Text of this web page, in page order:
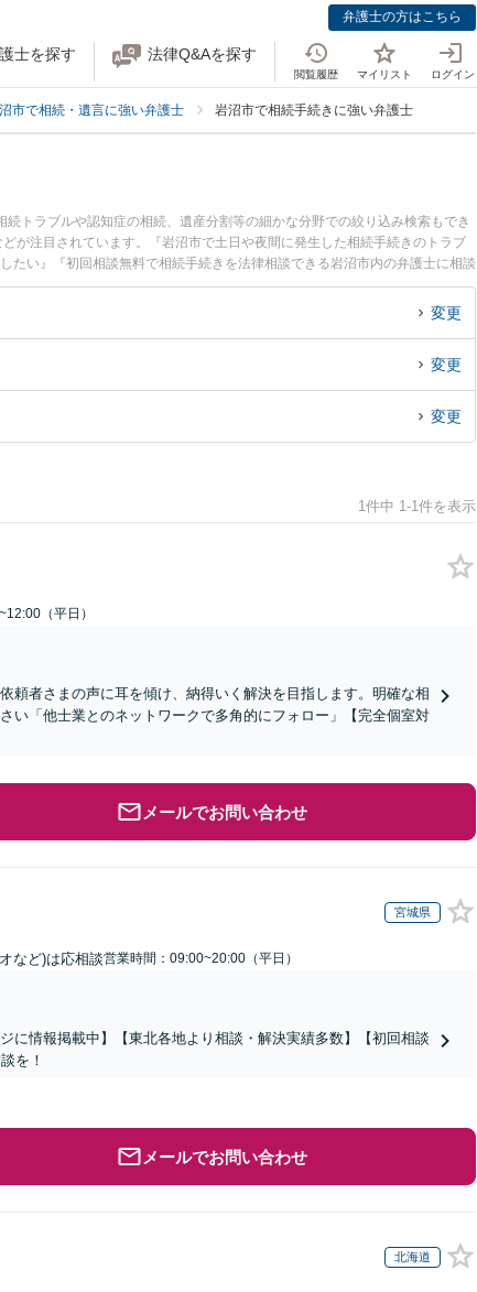
弁護士の方はこちら
士を探す 法律Q&Aを探す
閲覧履歴 マイリスト ログイン
市で相続・遺言に強い弁護士 岩沼市で相続手続きに強い弁護士
トラブルや認知症の相続、遺産分割等の細かな分野での絞り込み検索もでき
が注目されています。『岩沼市で土日や夜間に発生した相続手続きのトラブ
い』『初回相談無料で相続手続きを法律相談できる岩沼市内の弁護士に相談
変更
変更
変更
1件中 1-1件を表示
（平日）
頼者さまの声に耳を傾け、納得いく解決を目指します。明確な相
い「他士業とのネットワークで多角的にフォロー」【完全個室対
メールでお問い合わせ
宮城県
など)は応相談営業時間：09:00~20:00（平日）
に情報掲載中】【東北各地より相談・解決実績多数】【初回相談
を！
メールでお問い合わせ
北海道